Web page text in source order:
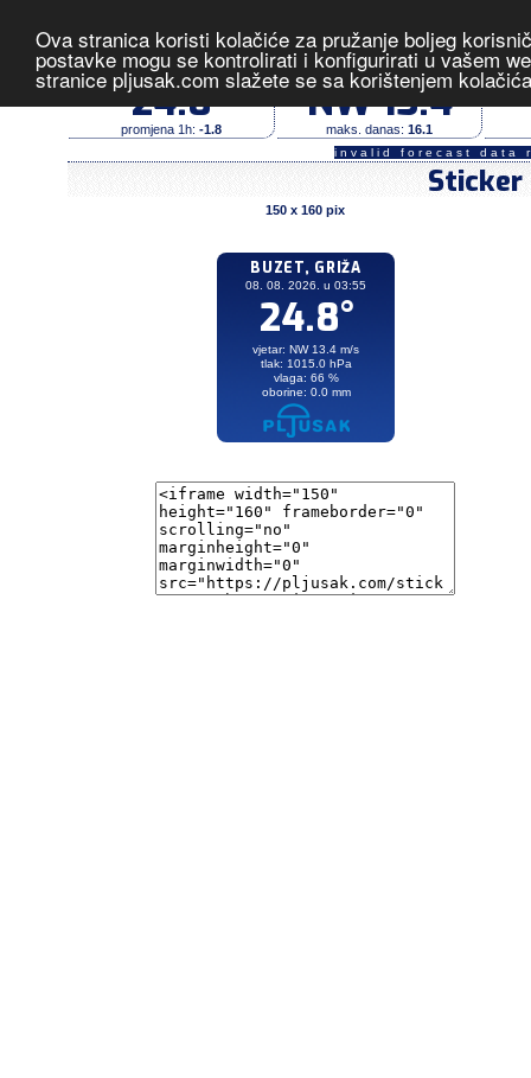
Ova stranica koristi kolačiće za pružanje boljeg
postavke mogu se kontrolirati i konfigurirati u vašem
stranice pljusak.com slažete se sa korištenjem
Buzet, Griža- izmjerene
temperatura (°C)
24.8
promjena 1h: -1.8
vjetar (m/s)
NW 13.4
maks. danas: 16.1
invalid forecast data
Sticker
150 x 160 pix